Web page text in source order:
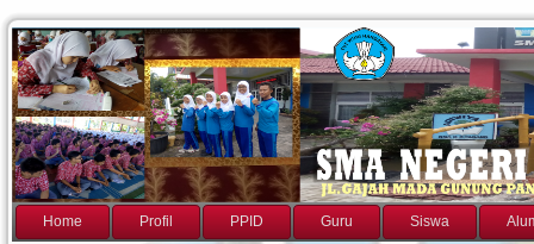
Home Profil PPID Guru Siswa